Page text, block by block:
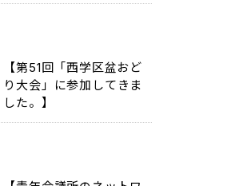
【第51回「西学区盆おど
り大会」に参加してきま
した。】